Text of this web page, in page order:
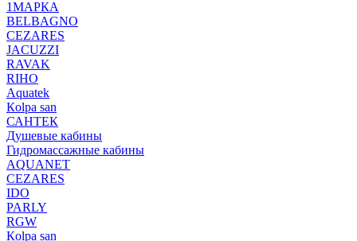
1МАРКА
BELBAGNO
CEZARES
JACUZZI
RAVAK
RIHO
Аquatek
Кolpa san
САНТЕК
Душевые кабины
Гидромассажные кабины
AQUANET
CEZARES
IDO
PARLY
RGW
Кolpa san